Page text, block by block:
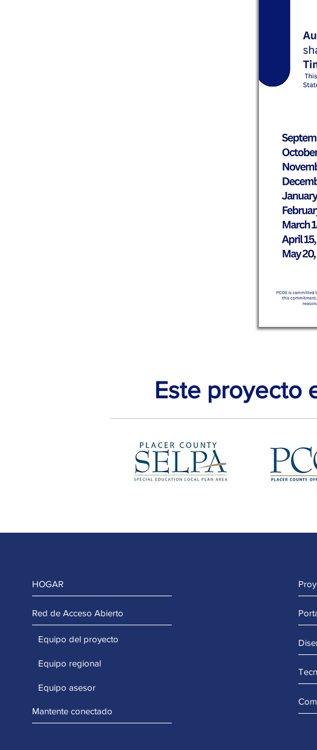
Este proyecto
HOGAR
Red de Acceso Abierto
Equipo del proyecto
Equipo regional
Equipo asesor
Mantente conectado